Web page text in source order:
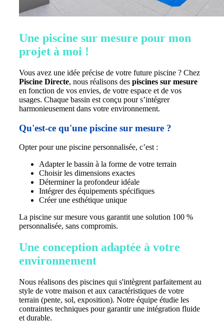
Une piscine sur mesure pour mon
projet à moi !
Vous avez une idée précise de votre future piscine ? Chez
Piscine Directe, nous réalisons des piscines sur mesure
en fonction de vos envies, de votre espace et de vos
usages. Chaque bassin est conçu pour s’intégrer
harmonieusement dans votre environnement.
Qu'est-ce qu'une piscine sur mesure ?
Opter pour une piscine personnalisée, c’est :
Adapter le bassin à la forme de votre terrain
Choisir les dimensions exactes
Déterminer la profondeur idéale
Intégrer des équipements spécifiques
Créer une esthétique unique
La piscine sur mesure vous garantit une solution 100 %
personnalisée, sans compromis.
Une conception adaptée à votre
environnement
Nous réalisons des piscines qui s'intègrent parfaitement au
style de votre maison et aux caractéristiques de votre
terrain (pente, sol, exposition). Notre équipe étudie les
contraintes techniques pour garantir une intégration fluide
et durable.